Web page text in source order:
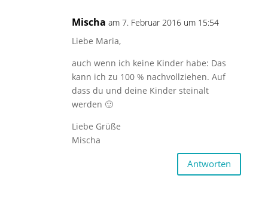
Mischa am 7. Februar 2016 um 15:54
Liebe Maria,
auch wenn ich keine Kinder habe: Das
kann ich zu 100 % nachvollziehen. Auf
dass du und deine Kinder steinalt
werden 🙂
Liebe Grüße
Mischa
Antworten